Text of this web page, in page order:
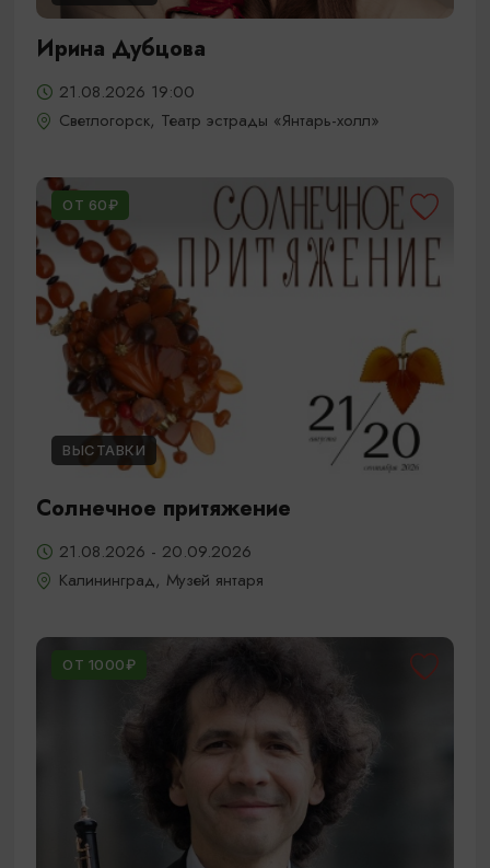
Ирина Дубцова
21.08.2026 19:00
Светлогорск, Театр эстрады «Янтарь-холл»
ОТ 60₽
ВЫСТАВКИ
Солнечное притяжение
21.08.2026 - 20.09.2026
Калининград, Музей янтаря
ОТ 1000₽